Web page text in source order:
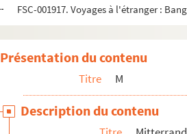
FSC-001917. Voyages à l'étranger :
FSE-006195. Voyages à l'étranger :
Voyages à l'étranger : Brésil
FSC-001923. Voyages à l'étranger :
FSC-001924. Voyages à l'étranger :
Présentation du contenu
Titre M
Description du contenu